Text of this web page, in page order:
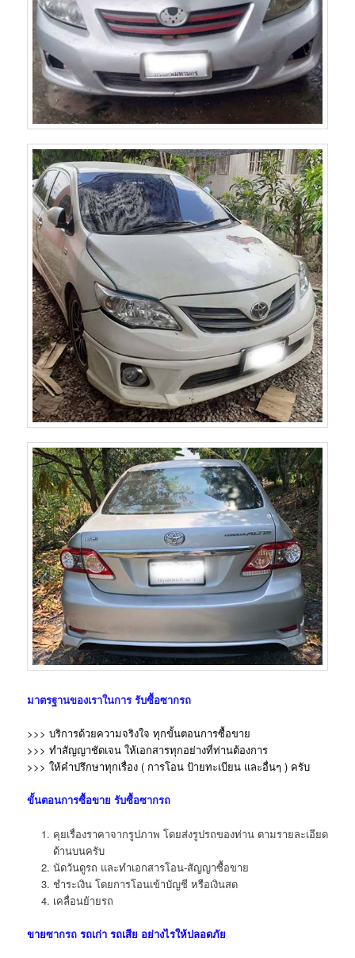
มาตรฐานของเราในการรับซื้อซากรถ
>>> บริการด้วยความจริงใจ ทุกขั้นตอนการซื้อขาย
>>> ทำสัญญาชัดเจน ให้เอกสารทุกอย่างที่ท่านต้องการ
>>> ให้คำปรึกษาทุกเรื่อง ( การโอน ป้ายทะเบียน และอื่นๆ ) ครับ
ขั้นตอนการซื้อขาย รับซื้อซากรถ
คุยเรื่องราคาจากรูปภาพ โดยส่งรูปรถของท่าน ตามรายละเอียด
ด้านบนครับ
นัดวันดูรถ และทำเอกสารโอน-สัญญาซื้อขาย
ชำระเงิน โดยการโอนเข้าบัญชี หรือเงินสด
เคลื่อนย้ายรถ
ขายซากรถ รถเก่า รถเสีย อย่างไรให้ปลอดภัย